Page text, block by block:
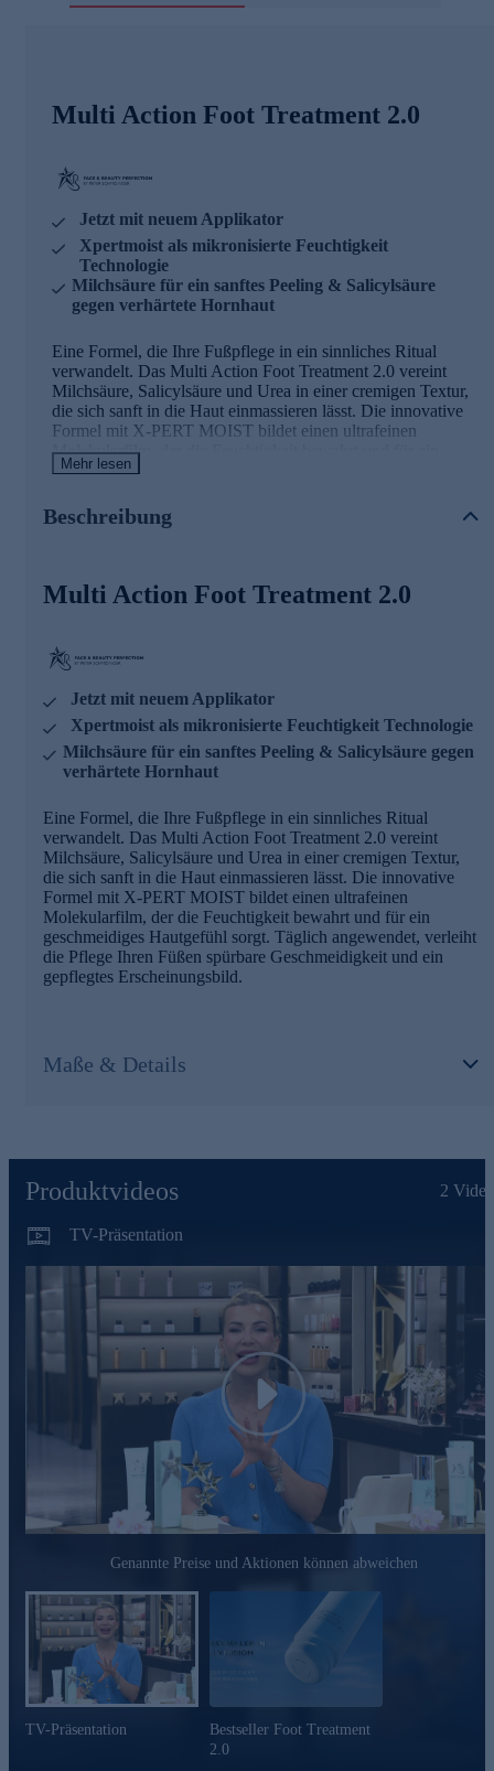
Multi Action Foot Treatment 2.0
Jetzt mit neuem Applikator
Xpertmoist als mikronisierte Feuchtigkeit
Technologie
Milchsäure für ein sanftes Peeling & Salicylsäure
gegen verhärtete Hornhaut
Eine Formel, die Ihre Fußpflege in ein sinnliches Ritual
verwandelt. Das Multi Action Foot Treatment 2.0 vereint
Milchsäure, Salicylsäure und Urea in einer cremigen Textur,
die sich sanft in die Haut einmassieren lässt. Die innovative
Formel mit X-PERT MOIST bildet einen ultrafeinen
Molekularfilm, der die Feuchtigkeit bewahrt und für ein
geschmeidiges Hautgefühl sorgt. Täglich angewendet,
und ein gepflegtes Erscheinungsbild.
Mehr lesen
Beschreibung
Multi Action Foot Treatment 2.0
Jetzt mit neuem Applikator
Xpertmoist als mikronisierte Feuchtigkeit Technologie
Milchsäure für ein sanftes Peeling & Salicylsäure gegen
verhärtete Hornhaut
Eine Formel, die Ihre Fußpflege in ein sinnliches Ritual
verwandelt. Das Multi Action Foot Treatment 2.0 vereint
Milchsäure, Salicylsäure und Urea in einer cremigen Textur,
die sich sanft in die Haut einmassieren lässt. Die innovative
Formel mit X-PERT MOIST bildet einen ultrafeinen
Molekularfilm, der die Feuchtigkeit bewahrt und für ein
geschmeidiges Hautgefühl sorgt. Täglich angewendet, verleiht
die Pflege Ihren Füßen spürbare Geschmeidigkeit und ein
gepflegtes Erscheinungsbild.
Maße & Details
Produktvideos 2
TV-Präsentation
Play
Genannte Preise und Aktionen können abweichen
TV-Präsentation
Bestseller Foot Treatment
2.0